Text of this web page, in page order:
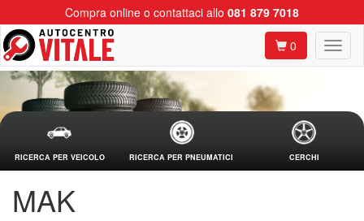
Compra online o contattaci allo 081 879 7018
0
RICERCA PER VEICOLO RICERCA PER PNEUMATICI CERCHI
MAK